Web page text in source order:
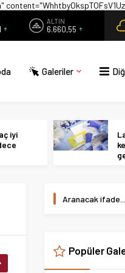
ALTIN
6.660,55
Galeriler
iyi
Popüler